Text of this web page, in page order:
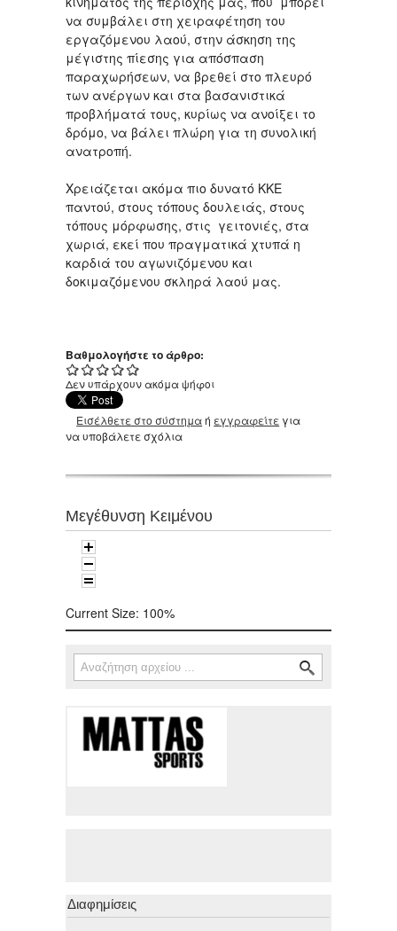
να συμβάλει στη χειραφέτηση του
εργαζόμενου λαού, στην άσκηση της
μέγιστης πίεσης για απόσπαση
παραχωρήσεων, να βρεθεί στο πλευρό
των ανέργων και στα βασανιστικά
προβλήματά τους, κυρίως να ανοίξει το
δρόμο, να βάλει πλώρη για τη συνολική
ανατροπή.
Χρειάζεται ακόμα πιο δυνατό ΚΚΕ
παντού, στους τόπους δουλειάς, στους
τόπους μόρφωσης, στις γειτονιές, στα
χωριά, εκεί που πραγματικά χτυπά η
καρδιά του αγωνιζόμενου και
δοκιμαζόμενου σκληρά λαού μας.
Βαθμολογήστε το άρθρο:
Δεν υπάρχουν ακόμα ψήφοι
Εισέλθετε στο σύστημαή εγγραφείτε για
να υποβάλετε σχόλια
Μεγέθυνση Κειμένου
Current Size: 100%
Φόρμα αναζήτησης
Αναζήτηση
Διαφημίσεις